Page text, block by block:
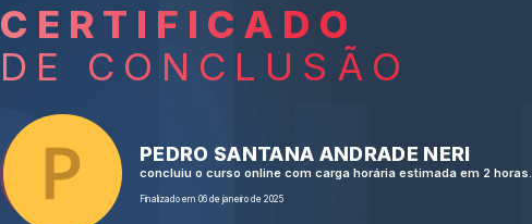
CERTIFICADO
DE CONCLUSÃO
PEDRO SANTANA ANDRADE NERI
concluiu o curso online com carga horária estimada em 2 horas.
Finalizado em 06 de janeiro de 2025